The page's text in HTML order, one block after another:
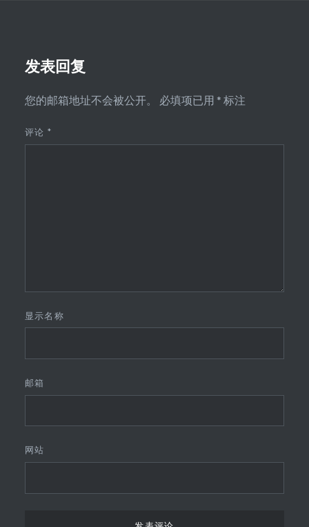
发表回复
您的邮箱地址不会被公开。 必填项已用 * 标注
评论 *
显示名称
邮箱
网站